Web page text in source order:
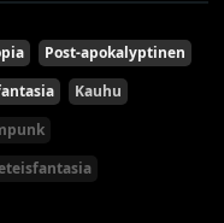
Post-apokalyptinen
Kauhu